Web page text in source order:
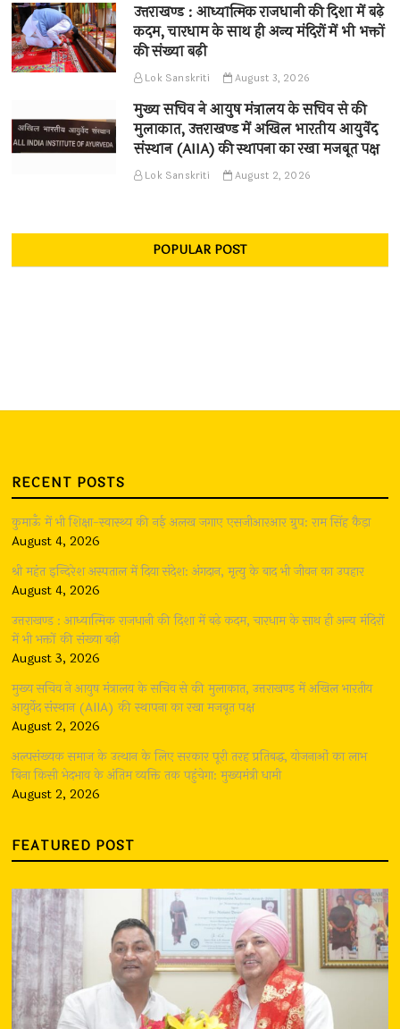
उत्तराखण्ड : आध्यात्मिक राजधानी की दिशा में बढ़े
कदम, चारधाम के साथ ही अन्य मंदिरों में भी भक्तों
की संख्या बढ़ी
Lok Sanskriti August 3, 2026
मुख्य सचिव ने आयुष मंत्रालय के सचिव से की
मुलाकात, उत्तराखण्ड में अखिल भारतीय आयुर्वेद
संस्थान (AIIA) की स्थापना का रखा मजबूत पक्ष
Lok Sanskriti August 2, 2026
POPULAR POST
RECENT POSTS
कुमाऊँ में भी शिक्षा-स्वास्थ्य की नई अलख जगाए एसजीआरआर ग्रुप: राम सिंह कैड़ा
August 4, 2026
श्री महंत इन्दिरेश अस्पताल में दिया संदेश: अंगदान, मृत्यु के बाद भी जीवन का उपहार
August 4, 2026
उत्तराखण्ड : आध्यात्मिक राजधानी की दिशा में बढ़े कदम, चारधाम के साथ ही अन्य मंदिरों
में भी भक्तों की संख्या बढ़ी
August 3, 2026
मुख्य सचिव ने आयुष मंत्रालय के सचिव से की मुलाकात, उत्तराखण्ड में अखिल भारतीय
आयुर्वेद संस्थान (AIIA) की स्थापना का रखा मजबूत पक्ष
August 2, 2026
अल्पसंख्यक समाज के उत्थान के लिए सरकार पूरी तरह प्रतिबद्ध, योजनाओं का लाभ
बिना किसी भेदभाव के अंतिम व्यक्ति तक पहुंचेगा: मुख्यमंत्री धामी
August 2, 2026
FEATURED POST